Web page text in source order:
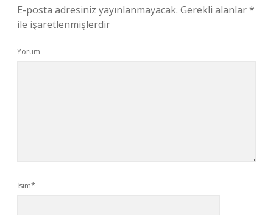
E-posta adresiniz yayınlanmayacak. Gerekli alanlar*
ile işaretlenmişlerdir
Yorum
İsim*